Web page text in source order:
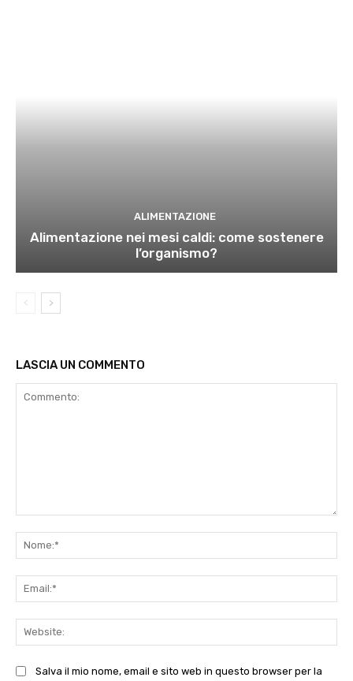
ALIMENTAZIONE
Alimentazione nei mesi caldi: come sostenere
l’organismo?
LASCIA UN COMMENTO
Salva il mio nome, email e sito web in questo browser per la